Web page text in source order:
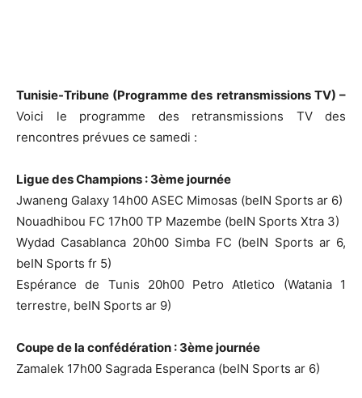
Tunisie-Tribune (Programme des retransmissions TV) –
Voici le programme des retransmissions TV des
rencontres prévues ce samedi :
Ligue des Champions : 3ème journée
Jwaneng Galaxy 14h00 ASEC Mimosas (beIN Sports ar 6)
Nouadhibou FC 17h00 TP Mazembe (beIN Sports Xtra 3)
Wydad Casablanca 20h00 Simba FC (beIN Sports ar 6,
beIN Sports fr 5)
Espérance de Tunis 20h00 Petro Atletico (Watania 1
terrestre, beIN Sports ar 9)
Coupe de la confédération : 3ème journée
Zamalek 17h00 Sagrada Esperanca (beIN Sports ar 6)